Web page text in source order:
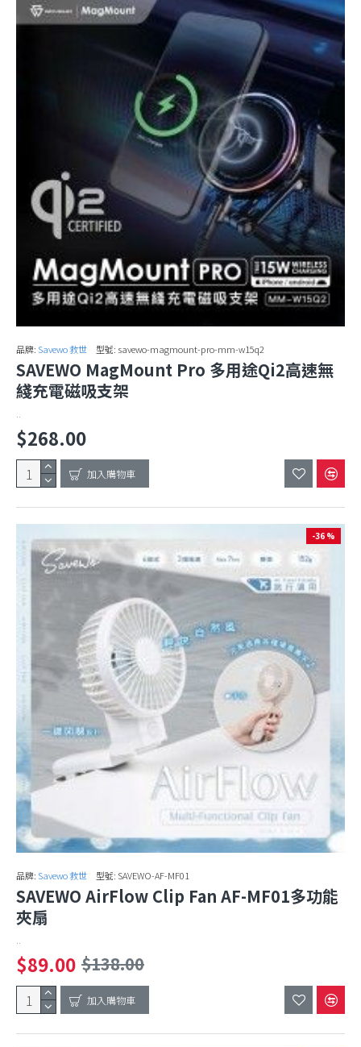
品牌: Savewo 救世 型號: savewo-magmount-pro-mm-w15q2
SAVEWO MagMount Pro 多用途Qi2高速無
綫充電磁吸支架
..
$268.00
加入購物車
-36 %
品牌: Savewo 救世 型號: SAVEWO-AF-MF01
SAVEWO AirFlow Clip Fan AF-MF01多功能
夾扇
..
$89.00 $138.00
加入購物車